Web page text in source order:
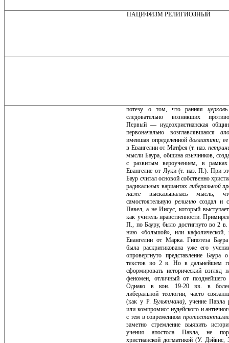
ПАЦИФИЗМ РЕЛИГИОЗНЫЙ
потезу о том, что ранняя
следовательно возникших
Первый — иудеохристианская
первоначально возглавлявшаяся
имевшая определенной догматики;
в Евангелии от Матфея (т. наз.
мысли Баура, община язычников,
с развитым вероучением, в рамках
Еванге­лие от Луки (т. наз. П.). При
Баур считал основой собственно
радикальных вариантахлиберальной
пажевысказывалась мысль,
самостоятельнуюрелигиюсоздал и
Павел, а не Иисус, который
как учитель нрав­ственности.
П., по Бауру, было достигнуто во 2
нию «большой», или кафолической,
Евангелии от Марка. Гипотеза
была раскритикована уже его
опровергнуто представление Баура
текстов во 2 в. Но в дальнейшем
сформировать исторический взгляд
фено­мен, отличный от позднейшего
Однако в кон. 19-20 вв. в более
либеральной теологии, часто
(как у Р.Бультмана), учение Павла
или компромисс иудейского и
с тем в современ­ном
заметно стремление выявить
учения апостола Павла, не
христианской догматикой (У.